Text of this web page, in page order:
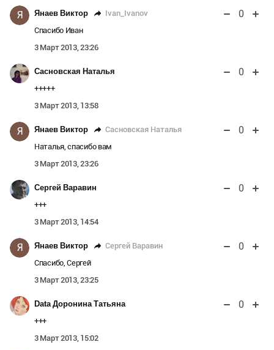
Я Янаев Виктор Ivan_Ivanov 0
Спасибо Иван
3 Март 2013, 23:26
Сасновская Наталья 0
+++++
3 Март 2013, 13:58
Я Янаев Виктор Сасновская Наталья 0
Наталья, спасибо вам
3 Март 2013, 23:26
Сергей Варавин 0
+++
3 Март 2013, 14:54
Я Янаев Виктор Сергей Варавин 0
Спасибо, Сергей
3 Март 2013, 23:25
Data Доронина Татьяна 0
+++
3 Март 2013, 15:02